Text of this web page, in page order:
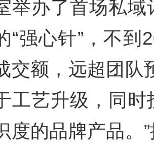
举办了首场私
“强心针”，不
交额，远超团队
工艺升级，同
度的品牌产品。